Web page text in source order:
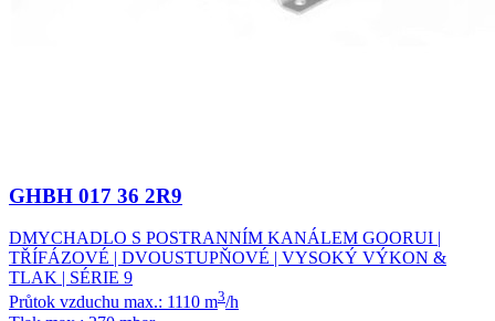
GHBH 017 36 2R9
DMYCHADLO S POSTRANNÍM KANÁLEM GOORUI |
TŘÍFÁZOVÉ | DVOUSTUPŇOVÉ | VYSOKÝ VÝKON &
TLAK | SÉRIE 9
Průtok vzduchu max.: 1110 m3/h